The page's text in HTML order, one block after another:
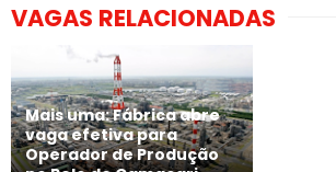
VAGAS RELACIONADAS
Mais uma: Fábrica abre
vaga efetiva para
Operador de Produção